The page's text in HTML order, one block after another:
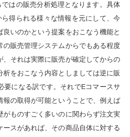
はの販売分析処理となります。具体
得られる様々な情報を元にして、今
いのかという提案をおこなう機能と
の販売管理システムからでもある程度
、それは実際に販売が確定してからの
をおこなう内容としましては逆に販
要になる訳です。それでEコマースサ
報の取得が可能ということで、例えば
がものすごく多いのに関わらず注文実
スがあれば、その商品自体に対する